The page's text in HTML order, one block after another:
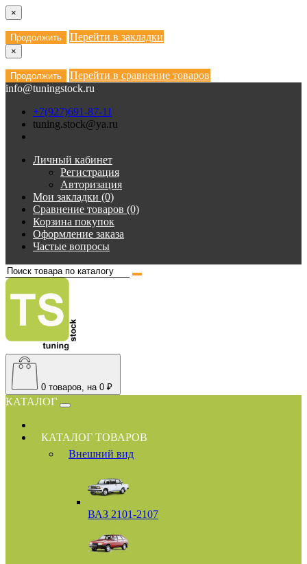
×
Продолжить Перейти в закладки
×
Продолжить
Перейти в сравнение товаров
info@tuningstock.ru
+7(927)691-87-11
tuning.stock@ya.ru
Личный кабинет
Регистрация
Авторизация
Мои закладки (0)
Сравнение товаров (0)
Корзина покупок
Оформление заказа
Частые вопросы
0 товаров, на 0 ₽
КАТАЛОГ
КАТАЛОГ ТОВАРОВ
Внешний вид
ВАЗ 2101-2107